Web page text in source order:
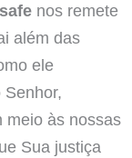
nos remete
além das
ele
meio às nossas
Sua justiça